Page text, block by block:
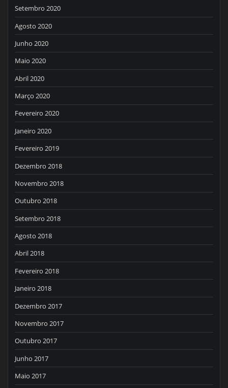
Setembro 2020
Agosto 2020
Junho 2020
Maio 2020
Abril 2020
Março 2020
Fevereiro 2020
Janeiro 2020
Fevereiro 2019
Dezembro 2018
Novembro 2018
Outubro 2018
Setembro 2018
Agosto 2018
Abril 2018
Fevereiro 2018
Janeiro 2018
Dezembro 2017
Novembro 2017
Outubro 2017
Junho 2017
Maio 2017